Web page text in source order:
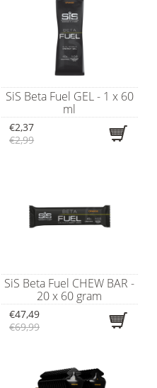
SiS Beta Fuel GEL - 1 x 60
ml
€2,37
€2,99
SiS Beta Fuel CHEW BAR -
20 x 60 gram
€47,49
€69,99